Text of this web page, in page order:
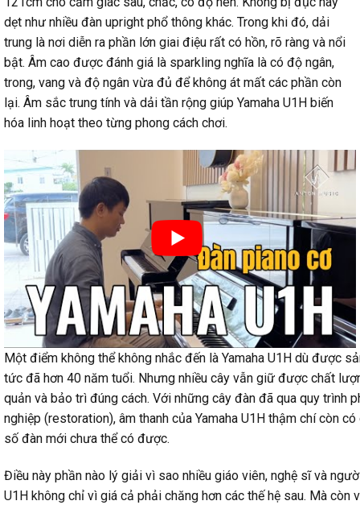
dẹt như nhiều đàn upright phổ thông khác. Trong khi đó, dải
trung là nơi diễn ra phần lớn giai điệu rất có hồn, rõ ràng và nổi
bật. Âm cao được đánh giá là sparkling nghĩa là có độ ngân,
trong, vang và độ ngân vừa đủ để không át mất các phần còn
lại. Âm sắc trung tính và dải tần rộng giúp Yamaha U1H biến
hóa linh hoạt theo từng phong cách chơi.
Một điểm không thể không nhắc đến là Yamaha U1H dù được
tức đã hơn 40 năm tuổi. Nhưng nhiều cây vẫn giữ được chất
quản và bảo trì đúng cách. Với những cây đàn đã qua quy trình
nghiệp (restoration), âm thanh của Yamaha U1H thậm chí còn
số đàn mới chưa thể có được.
Điều này phần nào lý giải vì sao nhiều giáo viên, nghệ sĩ và
U1H không chỉ vì giá cả phải chăng hơn các thế hệ sau. Mà còn